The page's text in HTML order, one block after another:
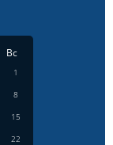
Вс
1
8
15
22